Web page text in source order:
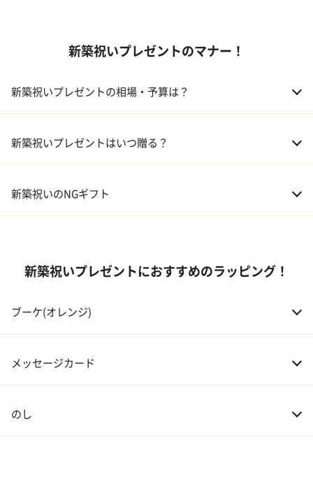
03 アルコール
05 ハーバリウム
新築祝いプレゼントのマナー！
新築祝いプレゼントの相場・予算は？
02 両親 10,000～50,000円
05 甥・姪 20,000～30,000円
06 孫 20,000～30,000円
新築祝いプレゼントはいつ贈る？
新築祝いのNGギフト
新築祝いプレゼントにおすすめのラッピング！
ブーケ(オレンジ)
メッセージカード
のし